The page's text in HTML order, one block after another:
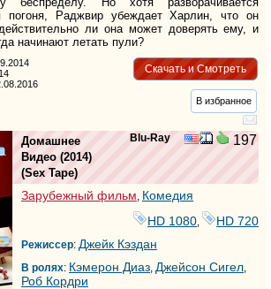
погоня, Раджвир убеждает Харлин, что он
ли она может доверять ему, и
начинают летать пули?
Скачать и Смотреть
В избранное
Blu-Ray 197
Домашнее
Видео (2014)
(Sex Tape)
Зарубежный фильм, Комедия
HD 1080, HD 720
Режиссер: Джейк Кэздан
В ролях: Кэмерон Диаз, Джейсон Сигел,
Роб Кордри